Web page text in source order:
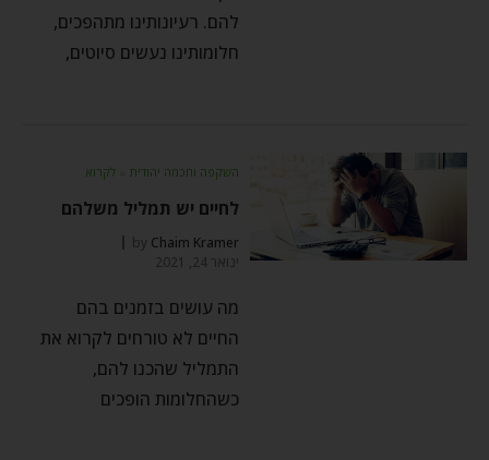
להם. רעיונותינו מתהפכים,
חלומותינו נעשים סיוטים,
השקפה וחכמה יהודית ⬦ לקרוא
לחיים יש תמליל משלהם
by Chaim Kramer
ינואר 24, 2021
מה עושים בזמנים בהם
החיים לא טורחים לקרוא את
התמליל שהכנו להם,
כשהחלומות הופכים